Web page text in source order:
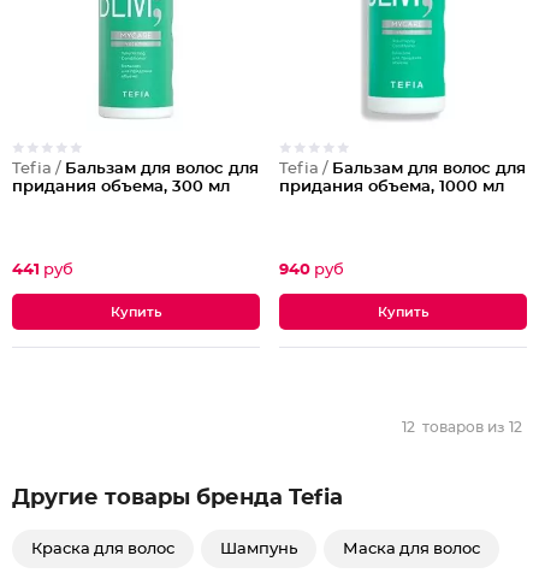
Tefia / Бальзам для волос для
придания объема, 300 мл
441 руб
Tefia / Бальзам для волос для
придания объема, 1000 мл
940 руб
12 товаров из 12
Другие товары бренда Tefia
Краска для волос Шампунь Маска для волос